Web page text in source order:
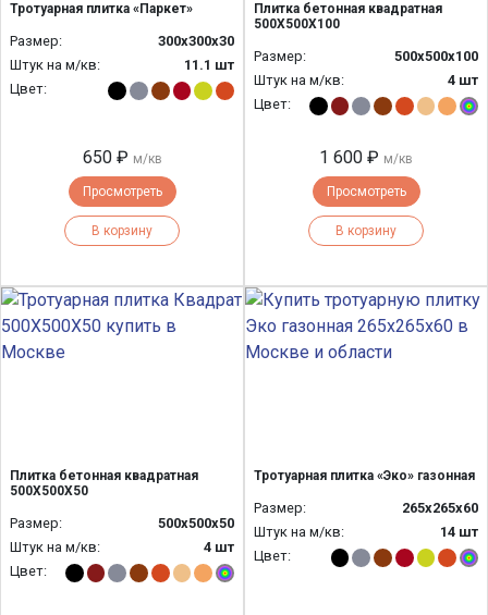
Тротуарная плитка «Паркет»
Размер:
300х300х30
Штук на м/кв:
11.1 шт
Цвет:
650 ₽ м/кв
Просмотреть
В корзину
Плитка бетонная квадратная
500Х500Х100
Размер:
500х500х100
Штук на м/кв:
4 шт
Цвет:
1 600 ₽ м/кв
Просмотреть
В корзину
Плитка бетонная квадратная
500Х500Х50
Размер:
500х500х50
Штук на м/кв:
4 шт
Цвет:
Тротуарная плитка «Эко» газонная
Размер:
265x265x60
Штук на м/кв:
14 шт
Цвет: